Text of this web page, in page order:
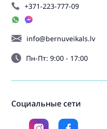
+371-223-777-09
info@bernuveikals.lv
Пн-Пт: 9:00 - 17:00
Социальные сети